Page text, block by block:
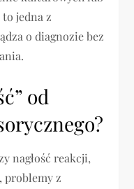
jedna z
o diagnozie bez
od
nagłość reakcji,
problemy z